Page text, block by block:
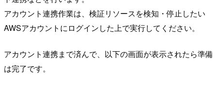
アカウント連携作業は、検証リソースを検知・停止したい
AWSアカウントにログインした上で実行してください。
アカウント連携まで済んで、以下の画面が表示されたら準備
は完了です。